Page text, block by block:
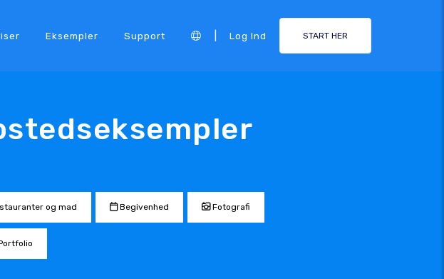
Eksempler Support Log Ind START HER
og mad Begivenhed Fotografi